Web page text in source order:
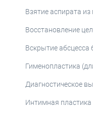
Взятие аспирата
Восстановление
Вскрытие
Гименопластика
Диагностическое
Интимная пластика